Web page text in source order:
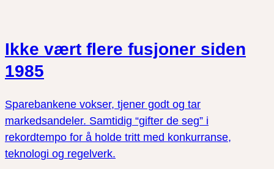
Ikke vært flere fusjoner siden
1985
Sparebankene vokser, tjener godt og tar
markedsandeler. Samtidig “gifter de seg” i
rekordtempo for å holde tritt med konkurranse,
teknologi og regelverk.